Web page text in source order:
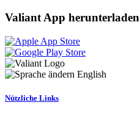
Valiant App herunterladen
English
Nützliche Links